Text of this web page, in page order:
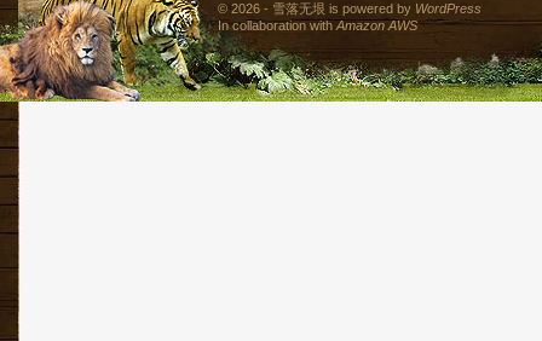
© 2026 - 雪落无垠 is powered by WordPress
In collaboration withAmazon AWS